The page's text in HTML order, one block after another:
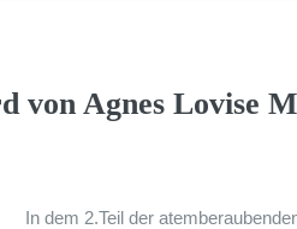
von Agnes Lovise
In dem 2.Teil der